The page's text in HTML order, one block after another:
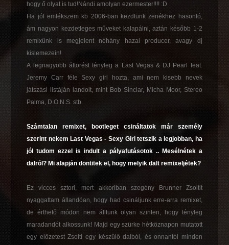
hogy ő olyat is tud!Nándi amolyan ezermester!!!! :D
Ha jól emlékszem kb 2006-ban kezdtünk zenékhez hasonló,
ám nagyon kezdetleges műveket kalapálni, aztán később 1-2
remixünk is megjelent néhány hazai producer, avagy dj
kislemezein!
A legnagyobb áttörést tényleg a Last Vegas & DJ Pearl feat.
Jeremy Carr féle Sexy girl hozta, ami nem kisebb nevek
játszási listáján landolt, mint Bob Sinclar, Micha Moor, Stereo
Palma, D.O.N.S. stb.
Számtalan remixet, bootleget csináltatok már személy
szerint nekem Last Vegas - Sexy Girl tetszik a legjobban, ha
jól tudom ezzel is indult a pályafutásotok .. Mesélnétek a
dalról? Mi alapján döntitek el, hogy melyik dalt remixeljétek?
Ez vicces sztori, mert akkoriban szegény Brunner Zsoltit
nyaggattam állandóan, hogy had csináljunk erre-arra remixet,
de érthető módon nem álltunk olyan szinten, hogy tényleg
maradandót alkossunk! Majd egy szürke hétköznapon mutatott
egy előzetest Zsolti egy készülő dalból, és onnantól minden